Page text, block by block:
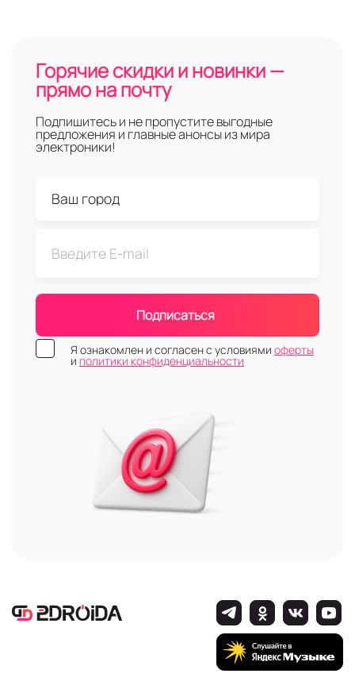
Горячие скидки и новинки —
прямо на почту
Подпишитесь и не пропустите выгодные
предложения и главные анонсы из мира
электроники!
Подписаться
Я ознакомлен и согласен с условиями оферты
и политики конфиденциальности